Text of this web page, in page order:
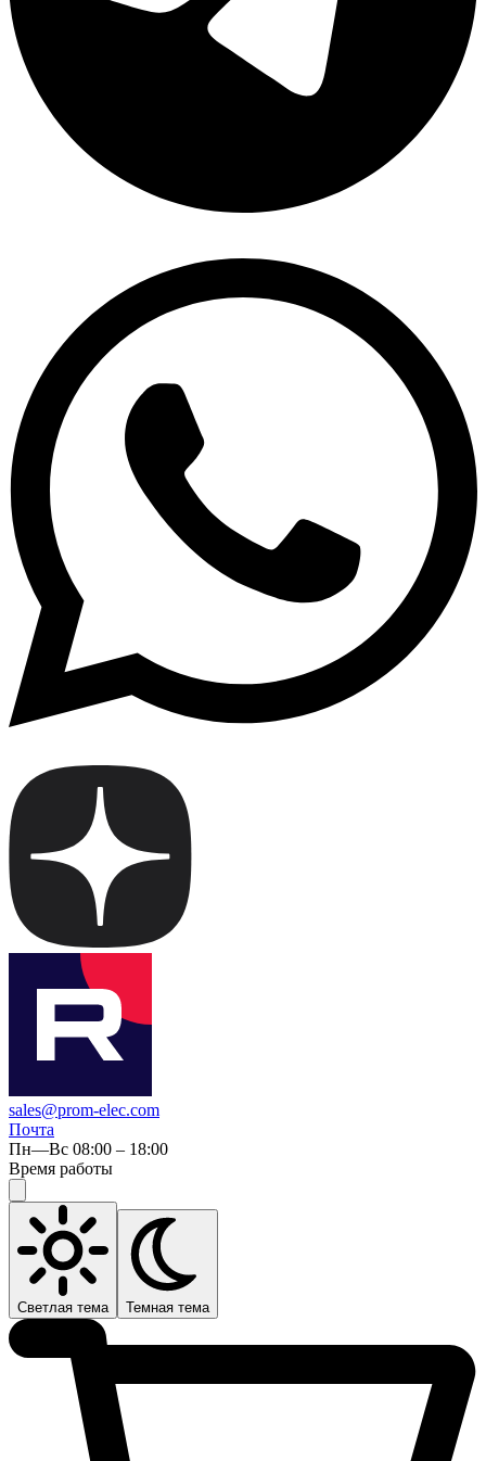
sales@prom-elec.com
Почта
Пн—Вс 08:00 – 18:00
Время работы
Светлая тема Темная тема